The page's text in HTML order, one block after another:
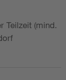
Teilzeit (mind.